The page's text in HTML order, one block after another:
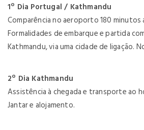
1º Dia Portugal / Kathmandu
Comparência no aeroporto 180
Formalidades de embarque e partida
Kathmandu, via uma cidade de ligação.
2º Dia Kathmandu
Assistência à chegada e transporte ao
Jantar e alojamento.